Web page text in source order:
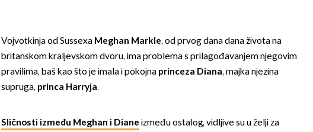
Vojvotkinja od SussexaMeghan Markle, od prvog dana dana života na
britanskom kraljevskom dvoru, ima problema s prilagođavanjem njegovim
pravilima, baš kao što je imala i pokojnaprinceza Diana, majka njezina
supruga, princa Harryja.
Sličnosti između Meghan i Diane između ostalog, vidljive su u želji za